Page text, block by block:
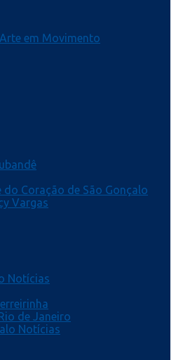
em Movimento
do Coração de São Gonçalo
Vargas
Notícias
de Janeiro
Notícias